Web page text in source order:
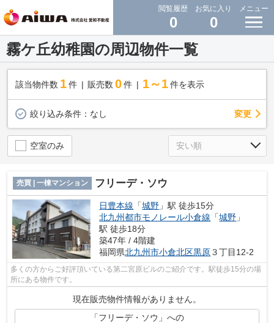
閲覧履歴
0
お気に入り
0
メニュー
霧ケ丘幼稚園の周辺物件一覧
該当物件数 1件 販売数 0 件 1～1 件を表示
絞り込み条件： なし 変更
空室のみ
売買 | 一棟マンション フリーデ・ソウ
日豊本線 「城野 」駅 徒歩15分
北九州都市モノレール小倉線 「城野 」
駅 徒歩18分
築47年 / 4階建
福岡県北九州市小倉北区黒原３丁目12-2
多くの方からご好評頂いている第二宮原ビルのご紹介です。駅徒歩15分の場
所にある物件です。
現在販売物件情報がありません。
「フリーデ・ソウ」への